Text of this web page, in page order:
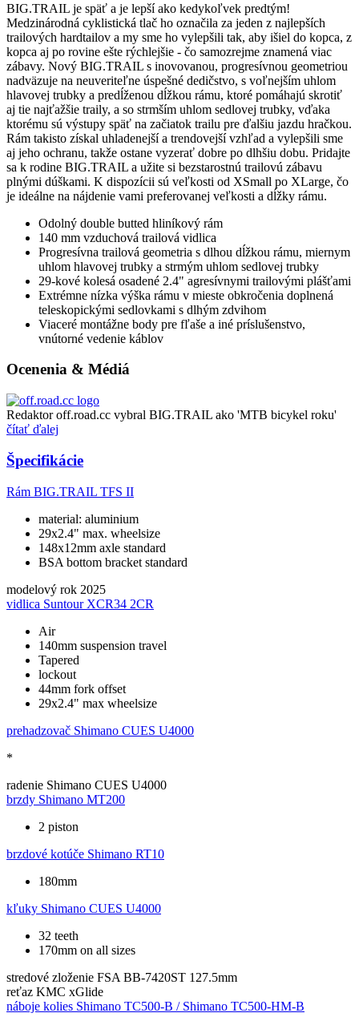
BIG.TRAIL je späť a je lepší ako kedykoľvek predtým!
Medzinárodná cyklistická tlač ho označila za jeden z najlepších
trailových hardtailov a my sme ho vylepšili tak, aby išiel do kopca, z
kopca aj po rovine ešte rýchlejšie - čo samozrejme znamená viac
zábavy. Nový BIG.TRAIL s inovovanou, progresívnou geometriou
nadväzuje na neuveriteľne úspešné dedičstvo, s voľnejším uhlom
hlavovej trubky a predĺženou dĺžkou rámu, ktoré pomáhajú skrotiť
aj tie najťažšie traily, a so strmším uhlom sedlovej trubky, vďaka
ktorému sú výstupy späť na začiatok trailu pre ďalšiu jazdu hračkou.
Rám takisto získal uhladenejší a trendovejší vzhľad a vylepšili sme
aj jeho ochranu, takže ostane vyzerať dobre po dlhšiu dobu. Pridajte
sa k rodine BIG.TRAIL a užite si bezstarostnú trailovú zábavu
plnými dúškami. K dispozícii sú veľkosti od XSmall po XLarge, čo
je ideálne na nájdenie vami preferovanej veľkosti a dĺžky rámu.
Odolný double butted hliníkový rám
140 mm vzduchová trailová vidlica
Progresívna trailová geometria s dlhou dĺžkou rámu, miernym
uhlom hlavovej trubky a strmým uhlom sedlovej trubky
29-kové kolesá osadené 2.4" agresívnymi trailovými plášťami
Extrémne nízka výška rámu v mieste obkročenia doplnená
teleskopickými sedlovkami s dlhým zdvihom
Viaceré montážne body pre fľaše a iné príslušenstvo,
vnútorné vedenie káblov
Ocenenia & Médiá
Redaktor off.road.cc vybral BIG.TRAIL ako 'MTB bicykel roku'
čítať ďalej
Špecifikácie
Rám BIG.TRAIL TFS II
material: aluminium
29x2.4" max. wheelsize
148x12mm axle standard
BSA bottom bracket standard
modelový rok 2025
vidlica Suntour XCR34 2CR
Air
140mm suspension travel
Tapered
lockout
44mm fork offset
29x2.4" max wheelsize
prehadzovač Shimano CUES U4000
*
radenie Shimano CUES U4000
brzdy Shimano MT200
2 piston
brzdové kotúče Shimano RT10
180mm
kľuky Shimano CUES U4000
32 teeth
170mm on all sizes
stredové zloženie FSA BB-7420ST 127.5mm
reťaz KMC xGlide
náboje kolies Shimano TC500-B / Shimano TC500-HM-B